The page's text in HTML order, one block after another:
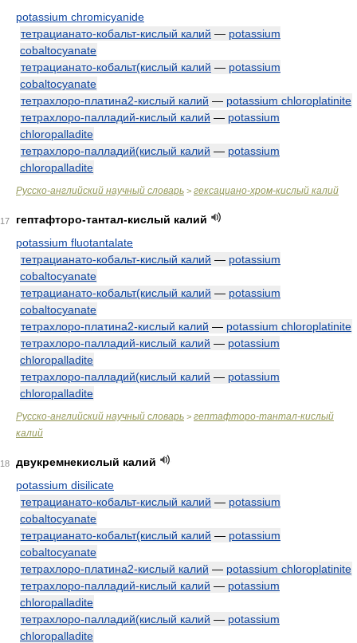
potassium chromicyanide
тетрацианато-кобальт-кислый калий — potassium
cobaltocyanate
тетрацианато-кобальт(кислый калий — potassium
cobaltocyanate
тетрахлоро-платина2-кислый калий — potassium chloroplatinite
тетрахлоро-палладий-кислый калий — potassium
chloropalladite
тетрахлоро-палладий(кислый калий — potassium
chloropalladite
Русско-английский научный словарь > гексациано-хром-кислый калий
17
гептафторо-тантал-кислый калий
potassium fluotantalate
тетрацианато-кобальт-кислый калий — potassium
cobaltocyanate
тетрацианато-кобальт(кислый калий — potassium
cobaltocyanate
тетрахлоро-платина2-кислый калий — potassium chloroplatinite
тетрахлоро-палладий-кислый калий — potassium
chloropalladite
тетрахлоро-палладий(кислый калий — potassium
chloropalladite
Русско-английский научный словарь > гептафторо-тантал-кислый
калий
18
двукремнекислый калий
potassium disilicate
тетрацианато-кобальт-кислый калий — potassium
cobaltocyanate
тетрацианато-кобальт(кислый калий — potassium
cobaltocyanate
тетрахлоро-платина2-кислый калий — potassium chloroplatinite
тетрахлоро-палладий-кислый калий — potassium
chloropalladite
тетрахлоро-палладий(кислый калий — potassium
chloropalladite